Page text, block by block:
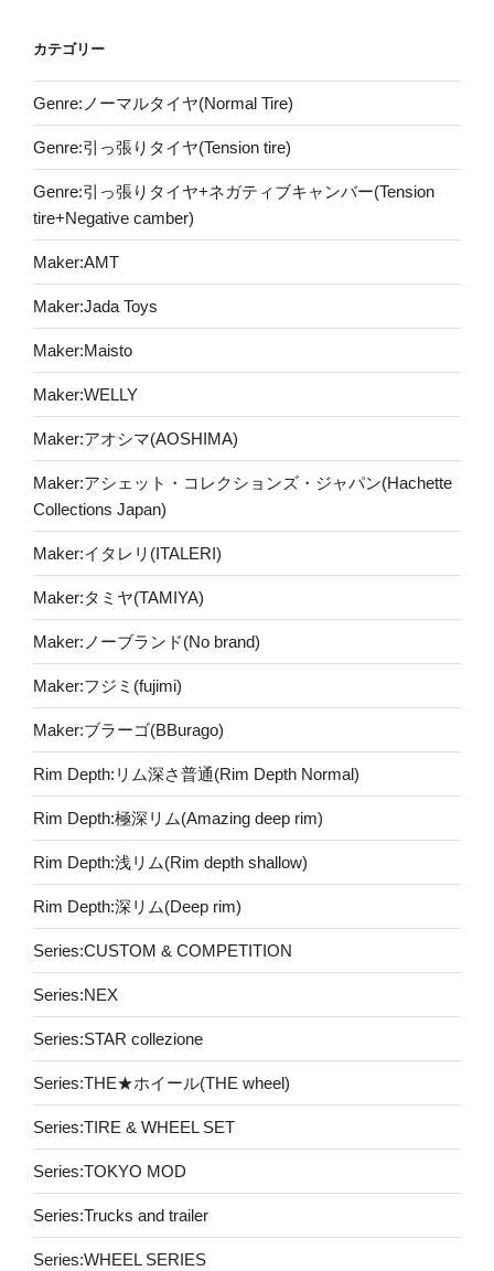
カテゴリー
Genre:ノーマルタイヤ(Normal Tire)
Genre:引っ張りタイヤ(Tension tire)
Genre:引っ張りタイヤ+ネガティブキャンバー(Tension
tire+Negative camber)
Maker:AMT
Maker:Jada Toys
Maker:Maisto
Maker:WELLY
Maker:アオシマ(AOSHIMA)
Maker:アシェット・コレクションズ・ジャパン(Hachette
Collections Japan)
Maker:イタレリ(ITALERI)
Maker:タミヤ(TAMIYA)
Maker:ノーブランド(No brand)
Maker:フジミ(fujimi)
Maker:ブラーゴ(BBurago)
Rim Depth:リム深さ普通(Rim Depth Normal)
Rim Depth:極深リム(Amazing deep rim)
Rim Depth:浅リム(Rim depth shallow)
Rim Depth:深リム(Deep rim)
Series:CUSTOM & COMPETITION
Series:NEX
Series:STAR collezione
Series:THE★ホイール(THE wheel)
Series:TIRE & WHEEL SET
Series:TOKYO MOD
Series:Trucks and trailer
Series:WHEEL SERIES